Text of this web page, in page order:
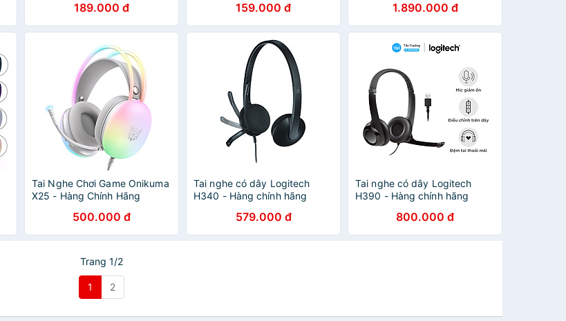
189.000 đ 159.000 đ 1.890.000 đ
Tai Nghe Chơi Game Onikuma
X25 - Hàng Chính Hãng
500.000 đ
Tai nghe có dây Logitech
H340 - Hàng chính hãng
579.000 đ
Tai nghe có dây Logitech
H390 - Hàng chính hãng
800.000 đ
Trang 1/2
1 2